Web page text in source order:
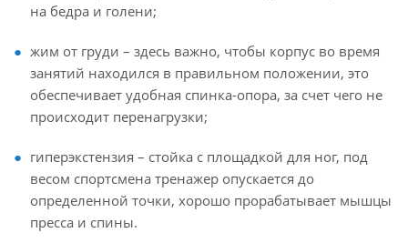
на бедра и голени;
жим от груди – здесь важно, чтобы корпус во время
занятий находился в правильном положении, это
обеспечивает удобная спинка-опора, за счет чего не
происходит перенагрузки;
гиперэкстензия – стойка с площадкой для ног, под
весом спортсмена тренажер опускается до
определенной точки, хорошо прорабатывает мышцы
пресса и спины.